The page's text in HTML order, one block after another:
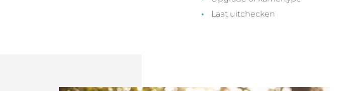
Laat uitchecken